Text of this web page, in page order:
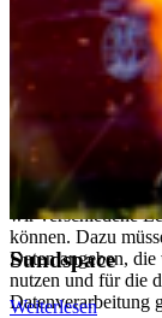
Sundspace
Weiterlesen
Cookies und den
§ 4 Wei­te­re
(1) Neben der rein
wir verschiedene
können. Dazu
Daten angeben,
nutzen und für die
Datenverarbeitung